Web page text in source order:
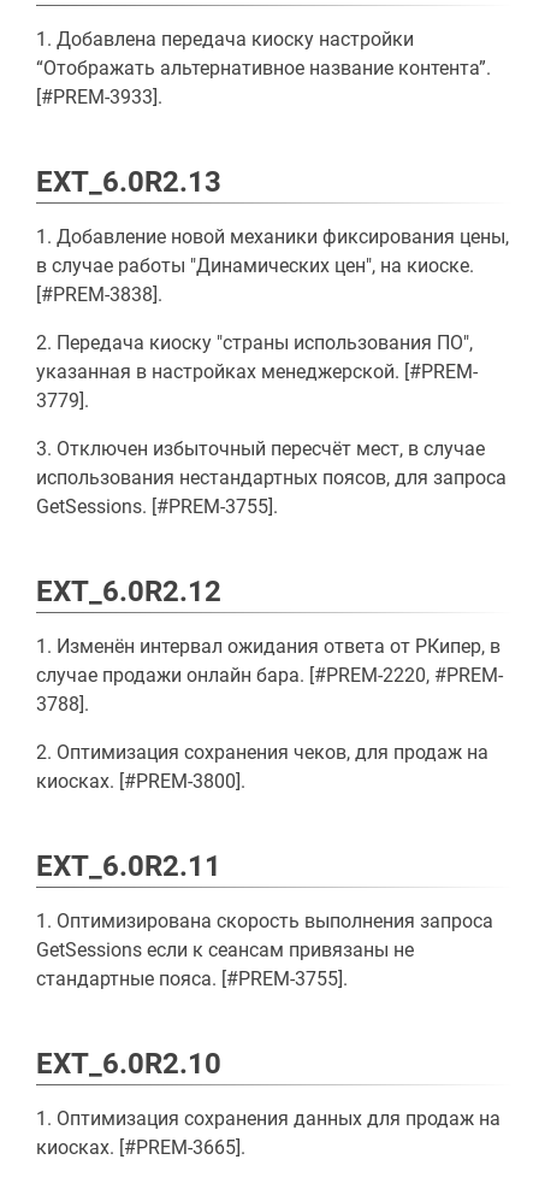
1. Добавлена передача киоску настройки
“Отображать альтернативное название контента”.
[#PREM-3933].
EXT_6.0R2.13
1. Добавление новой механики фиксирования цены,
в случае работы "Динамических цен", на киоске.
[#PREM-3838].
2. Передача киоску "страны использования ПО",
указанная в настройках менеджерской. [#PREM-
3779].
3. Отключен избыточный пересчёт мест, в случае
использования нестандартных поясов, для запроса
GetSessions. [#PREM-3755].
EXT_6.0R2.12
1. Изменён интервал ожидания ответа от РКипер, в
случае продажи онлайн бара. [#PREM-2220, #PREM-
3788].
2. Оптимизация сохранения чеков, для продаж на
киосках. [#PREM-3800].
EXT_6.0R2.11
1. Оптимизирована скорость выполнения запроса
GetSessions если к сеансам привязаны не
стандартные пояса. [#PREM-3755].
EXT_6.0R2.10
1. Оптимизация сохранения данных для продаж на
киосках. [#PREM-3665].